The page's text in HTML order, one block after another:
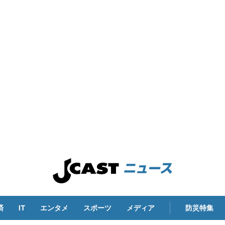
IT エンタメ スポーツ メディア 防災特集